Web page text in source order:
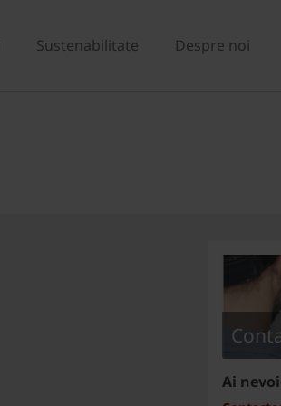
Sustenabilitate Despre noi
Ai